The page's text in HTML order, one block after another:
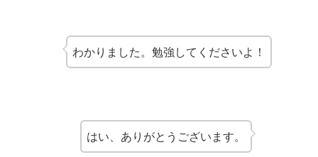
わかりました。勉強してくださいよ！
はい、ありがとうございます。